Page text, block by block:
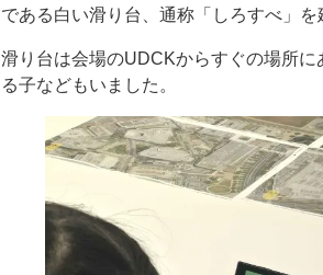
である白い滑り台、通称「しろすべ」を
滑り台は会場のUDCKからすぐの場所
る子などもいました。